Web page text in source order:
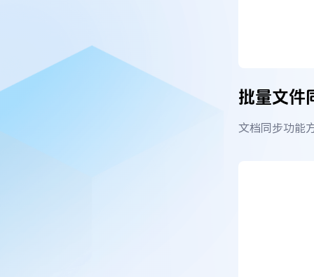
批量文件
文档同步功能